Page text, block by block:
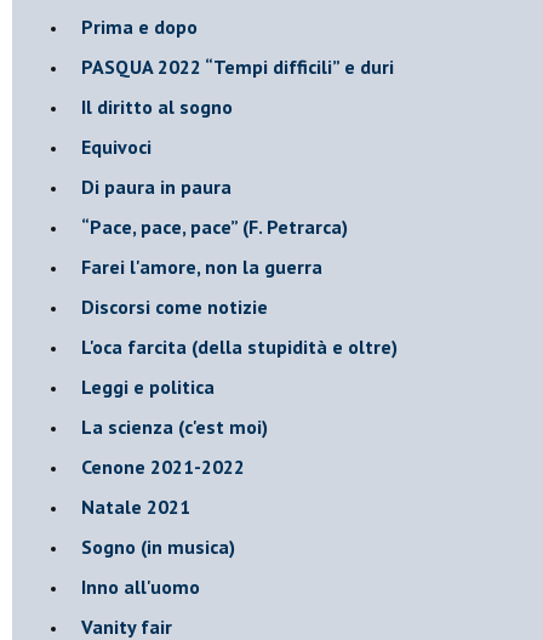
Prima e dopo
​PASQUA 2022 “Tempi difficili” e duri
Il diritto al sogno
Equivoci
Di paura in paura
​“Pace, pace, pace” (F. Petrarca)
Farei l'amore, non la guerra
Discorsi come notizie
L'oca farcita (della stupidità e oltre)
Leggi e politica
La scienza (c'est moi)
Cenone 2021-2022
Natale 2021
Sogno (in musica)
Inno all'uomo
Vanity fair